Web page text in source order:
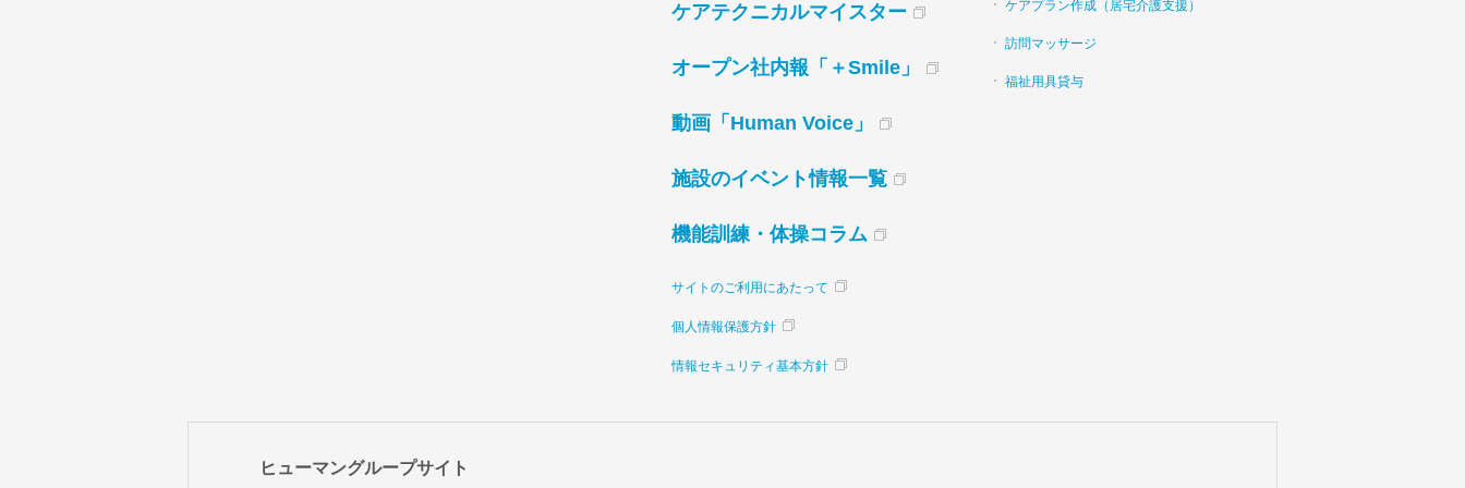
ケアテクニカルマイスター
オープン社内報「＋Smile」
動画「Human Voice」
施設のイベント情報一覧
機能訓練・体操コラム
サイトのご利用にあたって
個人情報保護方針
情報セキュリティ基本方針
ケアプラン作成（居宅介護支援）
訪問マッサージ
福祉用具貸与
ヒューマングループサイト